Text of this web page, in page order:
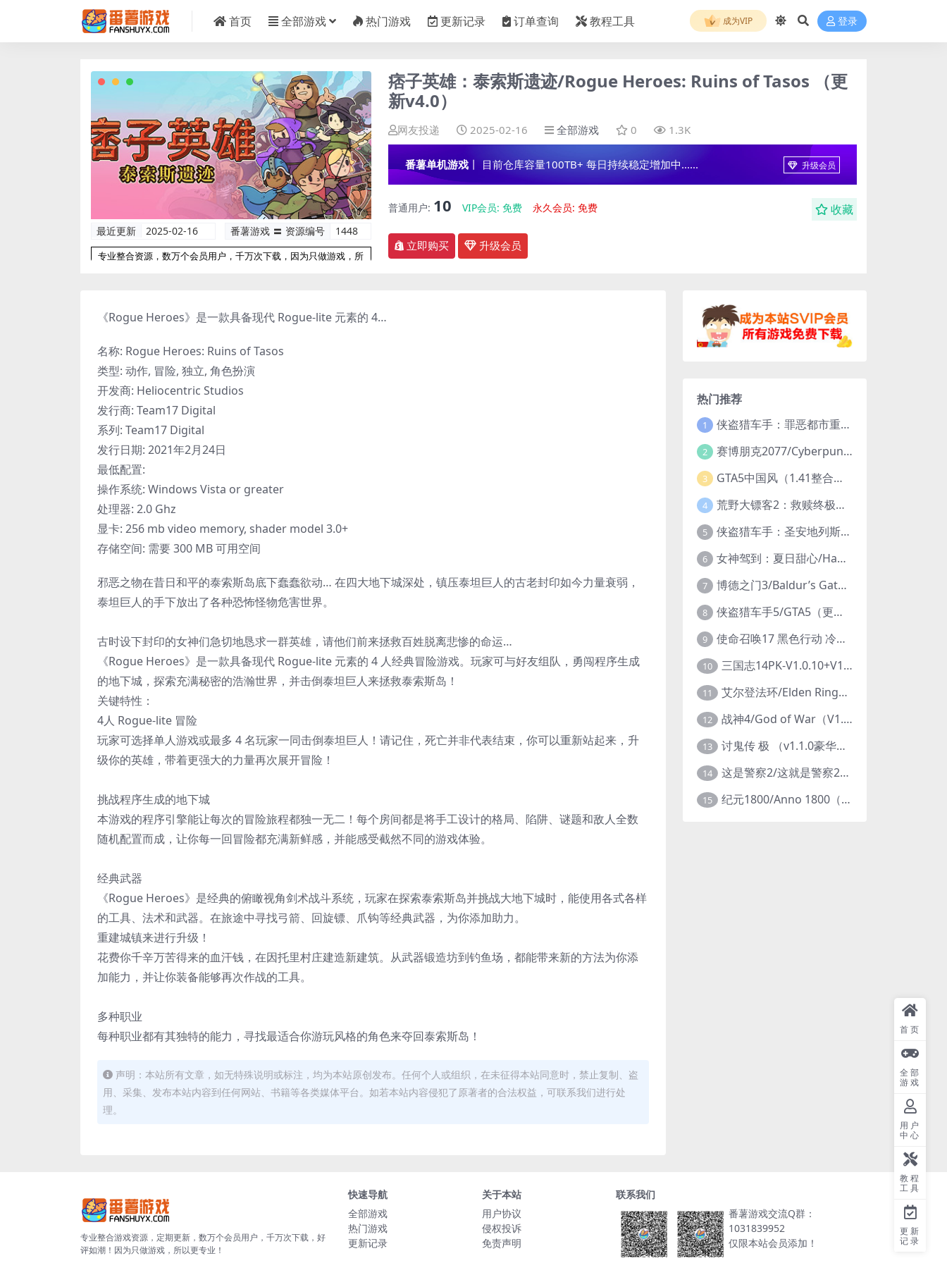
首页 全部游戏 热门游戏 更新记录 订单查询 教程工具 成为VIP 登录
最近更新 2025-02-16 番薯游戏 〓 资源编号 1448
专业整合资源，数万个会员用户，千万次下载，因为只做游戏，所
痞子英雄：泰索斯遗迹/Rogue Heroes: Ruins of Tasos （更
新v4.0）
网友投递 2025-02-16 全部游戏 0 1.3K
番薯单机游戏 丨 目前仓库容量100TB+ 每日持续稳定增加中...... 升级会员
普通用户: 10 VIP会员:免费 永久会员:免费 收藏
立即购买 升级会员
《Rogue Heroes》是一款具备现代 Rogue-lite 元素的 4…
名称: Rogue Heroes: Ruins of Tasos
类型: 动作, 冒险, 独立, 角色扮演
开发商: Heliocentric Studios
发行商: Team17 Digital
系列: Team17 Digital
发行日期: 2021年2月24日
最低配置:
操作系统: Windows Vista or greater
处理器: 2.0 Ghz
显卡: 256 mb video memory, shader model 3.0+
存储空间: 需要 300 MB 可用空间
邪恶之物在昔日和平的泰索斯岛底下蠢蠢欲动… 在四大地下城深处，镇压泰坦巨人的古老封印如今力量衰弱，
泰坦巨人的手下放出了各种恐怖怪物危害世界。
古时设下封印的女神们急切地恳求一群英雄，请他们前来拯救百姓脱离悲惨的命运…
《Rogue Heroes》是一款具备现代 Rogue-lite 元素的 4 人经典冒险游戏。玩家可与好友组队，勇闯程序生成
的地下城，探索充满秘密的浩瀚世界，并击倒泰坦巨人来拯救泰索斯岛！
关键特性：
4人 Rogue-lite 冒险
玩家可选择单人游戏或最多 4 名玩家一同击倒泰坦巨人！请记住，死亡并非代表结束，你可以重新站起来，升
级你的英雄，带着更强大的力量再次展开冒险！
挑战程序生成的地下城
本游戏的程序引擎能让每次的冒险旅程都独一无二！每个房间都是将手工设计的格局、陷阱、谜题和敌人全数
随机配置而成，让你每一回冒险都充满新鲜感，并能感受截然不同的游戏体验。
经典武器
《Rogue Heroes》是经典的俯瞰视角剑术战斗系统，玩家在探索泰索斯岛并挑战大地下城时，能使用各式各样
的工具、法术和武器。在旅途中寻找弓箭、回旋镖、爪钩等经典武器，为你添加助力。
重建城镇来进行升级！
花费你千辛万苦得来的血汗钱，在因托里村庄建造新建筑。从武器锻造坊到钓鱼场，都能带来新的方法为你添
加能力，并让你装备能够再次作战的工具。
多种职业
每种职业都有其独特的能力，寻找最适合你游玩风格的角色来夺回泰索斯岛！
声明：本站所有文章，如无特殊说明或标注，均为本站原创发布。任何个人或组织，在未征得本站同意时，禁止复制、盗
用、采集、发布本站内容到任何网站、书籍等各类媒体平台。如若本站内容侵犯了原著者的合法权益，可联系我们进行处
理。
热门推荐
1 侠盗猎车手：罪恶都市重制版/Grand Theft Auto: Vice City – The Definitive Edition
2 赛博朋克2077/Cyberpunk 2077（更新v2.20全DLC）
3 GTA5中国风（1.41整合版1300辆真车+183位美女与英雄+200%存档）
4 荒野大镖客2：救赎终极版/大表哥2/Red Dead Redemption 2: Ultimate Edition（更新v1491.50终极版）
5 侠盗猎车手：圣安地列斯重制版/Grand Theft Auto: San Andreas – The Definitive Edition（更新v1.113.49697469）
6 女神驾到：夏日甜心/Happy Together（模拟器版-升级豪华终极珍藏版+全DLC）
7 博德之门3/Baldur’s Gate 3（更新v4.1.1.7209685）
8 侠盗猎车手5/GTA5（更新v1.70纯净版-内置修改器+通关存档）
9 使命召唤17 黑色行动 冷战V1.34 全DLC 官方中文版COD17
10 三国志14PK-V1.0.10+V1.0.25-威力加强豪华版（武将面容套装-全DLC+季票+特典+中文语音+编辑修改器）
11 艾尔登法环/Elden Ring（更新v1.14 ）
12 战神4/God of War（V1.0.13-斗战狂神-奎爷的裁决+全DLC）
13 讨鬼传 极 （v1.1.0豪华版）
14 这是警察2/这就是警察2/This is Police
15 纪元1800/Anno 1800（豪华版全DLCv9.2.972600）
专业整合游戏资源，定期更新，数万个会员用户，千万次下载，好
评如潮！因为只做游戏，所以更专业！
快速导航
全部游戏
热门游戏
更新记录
关于本站
用户协议
侵权投诉
免责声明
联系我们
番薯游戏交流Q群：
1031839952
仅限本站会员添加！
首页
全部
游戏
用户
中心
教程
工具
更新
记录